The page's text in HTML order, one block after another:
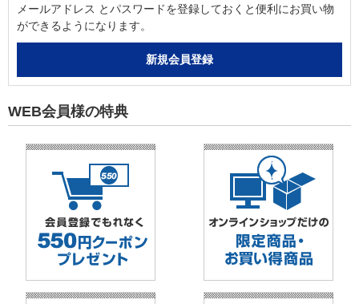
メールアドレス とパスワードを登録しておくと便利にお買い物
ができるようになります。
WEB会員様の特典